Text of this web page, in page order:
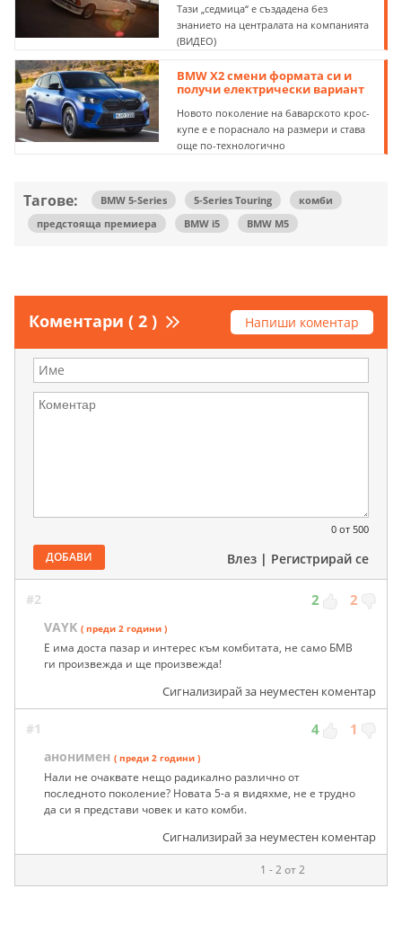
Тази „седмица“ е създадена без
знанието на централата на компанията
(ВИДЕО)
BMW X2 смени формата си и
получи електрически вариант
Новото поколение на баварското крос-
купе е е пораснало на размери и става
още по-технологично
Тагове: BMW 5-Series 5-Series Touring
комби
предстояща премиера
BMW i5 BMW M5
Коментари ( 2 ) Напиши коментар
0 от 500
ДОБАВИ Влез | Регистрирай се
#2 2 2
VAYK ( преди 2 години )
Е има доста пазар и интерес към комбитата, не само БМВ
ги произвежда и ще произвежда!
Сигнализирай за неуместен коментар
#1 4 1
анонимен ( преди 2 години )
Нали не очаквате нещо радикално различно от
последното поколение? Новата 5-а я видяхме, не е трудно
да си я представи човек и като комби.
Сигнализирай за неуместен коментар
1 - 2 от 2